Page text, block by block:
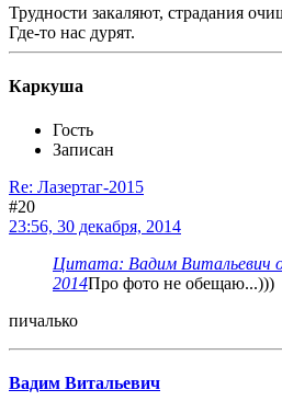
Трудности закаляют, страдания
Где-то нас дурят.
Каркуша
Гость
Записан
Re: Лазертаг-2015
#20
23:56, 30 декабря, 2014
Цитата: Вадим Витальевич
2014Про фото не обещаю...)))
пичалько
Вадим Витальевич